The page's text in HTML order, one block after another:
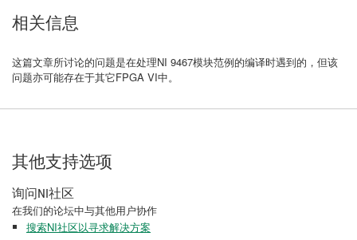
相关信息
这篇文章所讨论的问题是在处理NI 9467模块范例的编译时遇到的，但该
问题亦可能存在于其它FPGA VI中。
其他支持选项
询问NI社区
在我们的论坛中与其他用户协作
搜索NI社区以寻求解决方案